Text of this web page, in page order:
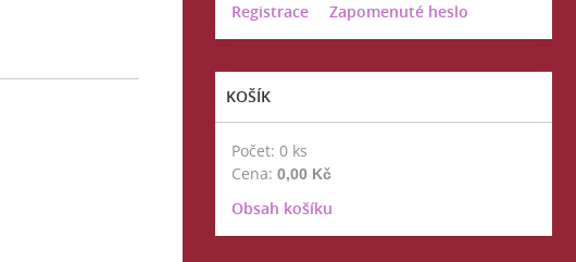
Registrace Zapomenuté heslo
KOŠÍK
Počet: 0 ks
Cena: 0,00 Kč
Obsah košíku